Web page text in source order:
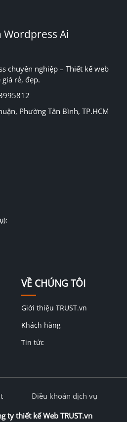
Wordpress Ai
chuyên nghiệp – Thiết kế web
rẻ, đẹp.
Phường Tân Bình, TP.HCM
VỀ CHÚNG TÔI
Giới thiệu TRUST.vn
Khách hàng
Tin tức
ty thiết kế Web TRUST.vn
Điều khoản dịch vụ